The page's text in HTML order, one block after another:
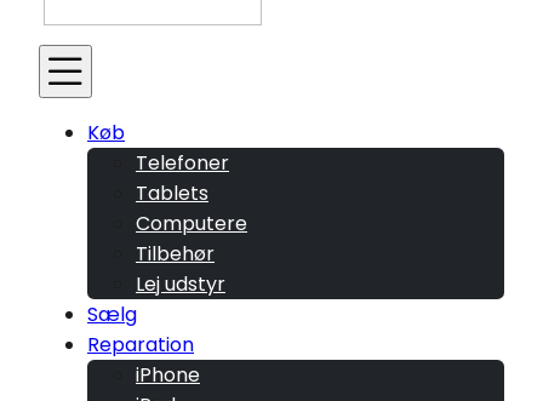
Køb
Telefoner
Tablets
Computere
Tilbehør
Lej udstyr
Sælg
Reparation
iPhone